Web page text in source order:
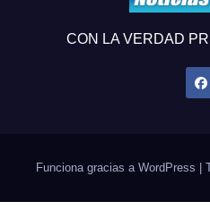
CON LA VERDAD
Funciona gracias a WordPress